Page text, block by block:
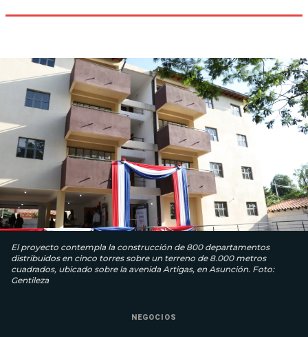
El proyecto contempla la construcción de 800 departamentos
distribuidos en cinco torres sobre un terreno de 8.000 metros
cuadrados, ubicado sobre la avenida Artigas, en Asunción. Foto:
Gentileza
NEGOCIOS